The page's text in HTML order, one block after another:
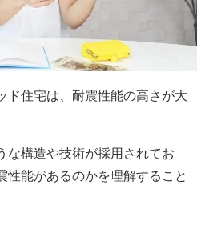
ド住宅は、耐震性能の高さが大
な構造や技術が採用されてお
性能があるのかを理解すること